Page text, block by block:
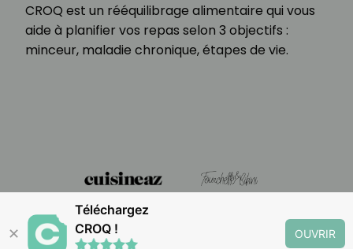
CROQ est un rééquilibrage alimentaire qui vous
aide à planifier vos repas selon 3 objectifs :
minceur, maladie chronique, étapes de vie.
✕
Téléchargez
CROQ !
OUVRIR